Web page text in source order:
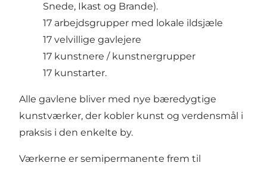
Snede, Ikast og Brande).
17 arbejdsgrupper med lokale ildsjæle
17 velvillige gavlejere
17 kunstnere / kunstnergrupper
17 kunstarter.
Alle gavlene bliver med nye bæredygtige
kunstværker, der kobler kunst og verdensmål i
praksis i den enkelte by.
Værkerne er semipermanente frem til